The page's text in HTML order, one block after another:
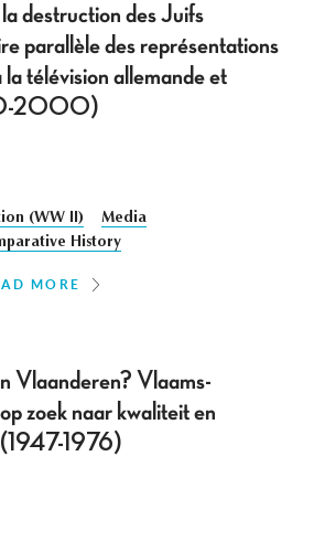
destruction des Juifs
parallèle des représentations
télévision allemande et
2000)
(WW II)
Media
History
MORE
Vlaanderen? Vlaams-
zoek naar kwaliteit en
(1947-1976)